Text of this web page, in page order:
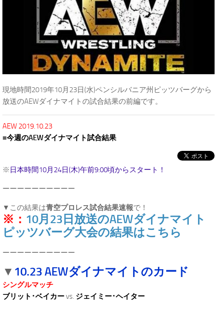
現地時間2019年10月23日(水)ペンシルバニア州ピッツバーグから
放送のAEWダイナマイトの試合結果の前編です。
AEW 2019.10.23
■今週のAEWダイナマイト試合結果
※ 日本時間10月24日(木)午前9:00頃からスタート！
ーーーーーーーーーー
▼この結果は青空プロレス試合結果速報で！
※： 10月23日放送のAEWダイナマイト
ピッツバーグ大会の結果はこちら
ーーーーーーーーーー
▼ 10.23 AEWダイナマイトのカード
シングルマッチ
ブリット･ベイカーvs. ジェイミー･ヘイター